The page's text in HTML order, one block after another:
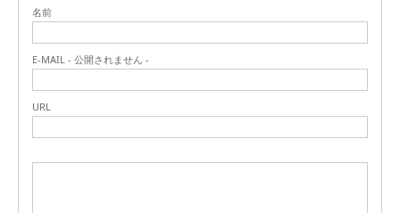
名前
E-MAIL - 公開されません -
URL